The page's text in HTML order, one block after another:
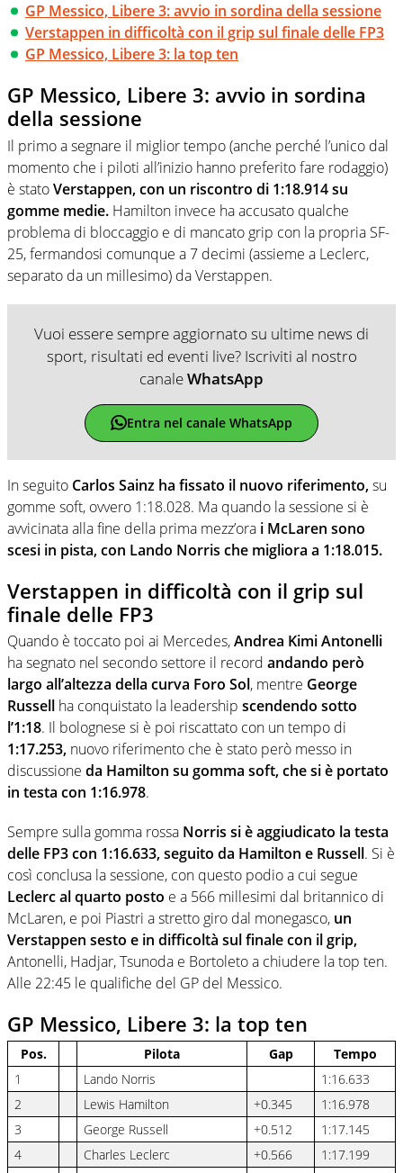
GP Messico, Libere 3: avvio in sordina della sessione
Verstappen in difficoltà con il grip sul finale delle FP3
GP Messico, Libere 3: la top ten
GP Messico, Libere 3: avvio in sordina
della sessione
Il primo a segnare il miglior tempo (anche perché l’unico dal
momento che i piloti all’inizio hanno preferito fare rodaggio)
è statoVerstappen, con un riscontro di 1:18.914 su
gomme medie. Hamilton invece ha accusato qualche
problema di bloccaggio e di mancato grip con la propria SF-
25, fermandosi comunque a 7 decimi (assieme a Leclerc,
separato da un millesimo) da Verstappen.
Vuoi essere sempre aggiornato su ultime news di
sport, risultati ed eventi live? Iscriviti al nostro
canaleWhatsApp
Entra nel canale WhatsApp
In seguito Carlos Sainz ha fissato il nuovo riferimento,su
gomme soft, ovvero 1:18.028. Ma quando la sessione si è
avvicinata alla fine della prima mezz’ora i McLaren sono
scesi in pista, con Lando Norris che migliora a 1:18.015.
Verstappen in difficoltà con il grip sul
finale delle FP3
Quando è toccato poi ai Mercedes,Andrea Kimi Antonelli
ha segnato nel secondo settore il record andando però
largo all’altezza della curva Foro Sol, mentre George
Russell ha conquistato la leadership scendendo sotto
l’1:18. Il bolognese si è poi riscattato con un tempo di
1:17.253, nuovo riferimento che è stato però messo in
discussione da Hamilton su gomma soft, che si è portato
in testa con 1:16.978.
Sempre sulla gomma rossa Norris si è aggiudicato la testa
delle FP3 con 1:16.633, seguito da Hamilton e Russell. Si è
così conclusa la sessione, con questo podio a cui segue
Leclerc al quarto posto e a 566 millesimi dal britannico di
McLaren, e poi Piastri a stretto giro dal monegasco, un
Verstappen sesto e in difficoltà sul finale con il grip,
Antonelli, Hadjar, Tsunoda e Bortoleto a chiudere la top ten.
Alle 22:45 le qualifiche del GP del Messico.
GP Messico, Libere 3: la top ten
Pos. Pilota Gap
Tempo
1
Lando Norris
1:16.633
2
Lewis Hamilton +0.345
1:16.978
3
George Russell +0.512
1:17.145
4
Charles Leclerc +0.566
1:17.199